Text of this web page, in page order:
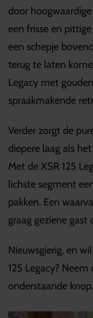
door
een frisse en
een schepje
terug te laten
Legacy met
spraakmakende
Verder zorgt de
diepere laag als
Met de XSR 125
lichste segment
pakken. Een
graag geziene
Nieuwsgierig, en
125 Legacy?
onderstaande knop.